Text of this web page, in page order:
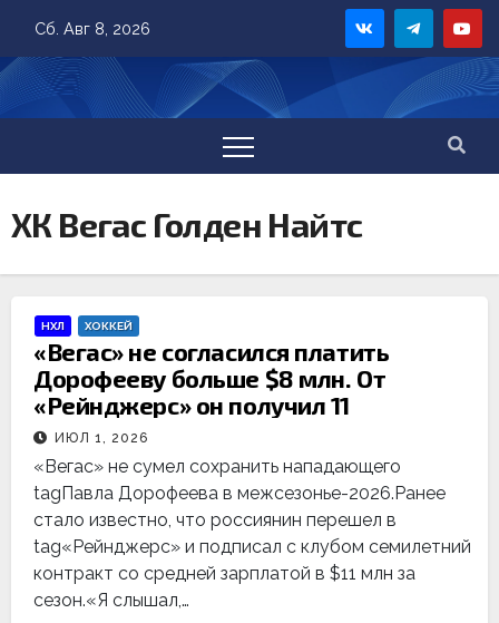
content
Сб. Авг 8, 2026
ХК Вегас Голден Найтс
НХЛ ХОККЕЙ
«Вегас» не согласился платить
Дорофееву больше $8 млн. От
«Рейнджерс» он получил 11
ИЮЛ 1, 2026
«Вегас» не сумел сохранить нападающего
tagПавла Дорофеева в межсезонье-2026.Ранее
стало известно, что россиянин перешел в
tag«Рейнджерс» и подписал с клубом семилетний
контракт со средней зарплатой в $11 млн за
сезон.«Я слышал,…